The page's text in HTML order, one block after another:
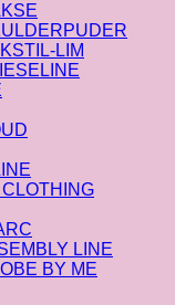
LIM
LINE
BY ME